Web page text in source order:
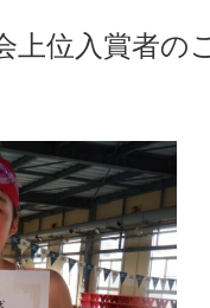
上位入賞者の